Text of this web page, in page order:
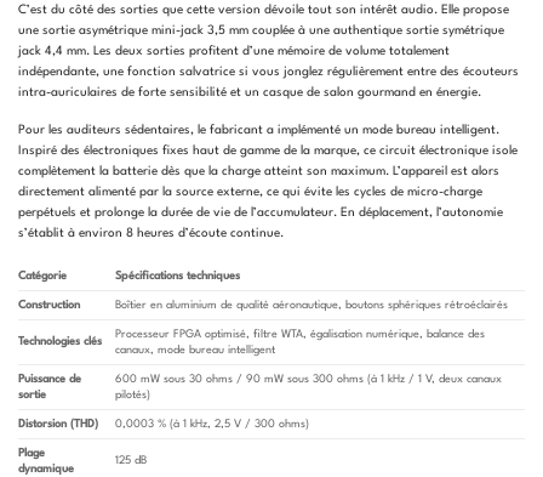
C’est du côté des sorties que cette version dévoile tout son intérêt audio. Elle propose
une sortie asymétrique mini-jack 3,5 mm couplée à une authentique sortie symétrique
jack 4,4 mm. Les deux sorties profitent d’une mémoire de volume totalement
indépendante, une fonction salvatrice si vous jonglez régulièrement entre des écouteurs
intra-auriculaires de forte sensibilité et un casque de salon gourmand en énergie.
Pour les auditeurs sédentaires, le fabricant a implémenté un mode bureau intelligent.
Inspiré des électroniques fixes haut de gamme de la marque, ce circuit électronique isole
complètement la batterie dès que la charge atteint son maximum. L’appareil est alors
directement alimenté par la source externe, ce qui évite les cycles de micro-charge
perpétuels et prolonge la durée de vie de l’accumulateur. En déplacement, l’autonomie
s’établit à environ 8 heures d’écoute continue.
Catégorie Spécifications techniques
Construction Boîtier en aluminium de qualité aéronautique, boutons sphériques rétroéclairés
Technologies clés
Processeur FPGA optimisé, filtre WTA, égalisation numérique, balance des
canaux, mode bureau intelligent
Puissance de
sortie
600 mW sous 30 ohms / 90 mW sous 300 ohms (à 1 kHz / 1 V, deux canaux
pilotés)
Distorsion (THD) 0,0003 % (à 1 kHz, 2,5 V / 300 ohms)
Plage
dynamique
125 dB